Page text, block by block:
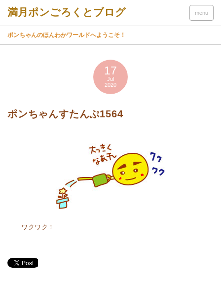
menu
ポンちゃんのほんわかワールドへようこそ！
17
Jul
2020
ポンちゃんすたんぷ1564
ワクワク！